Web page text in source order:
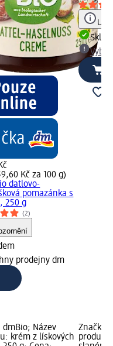
Kč za 100 g)
datlovo-
pomazánka s
250 g
(2)
prodejny dm
dmBio; Název
krém z lískových
Značka: